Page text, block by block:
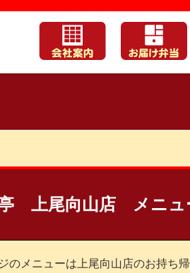
亭 上尾向山店 メニュ
のメニューは上尾向山店のお持ち